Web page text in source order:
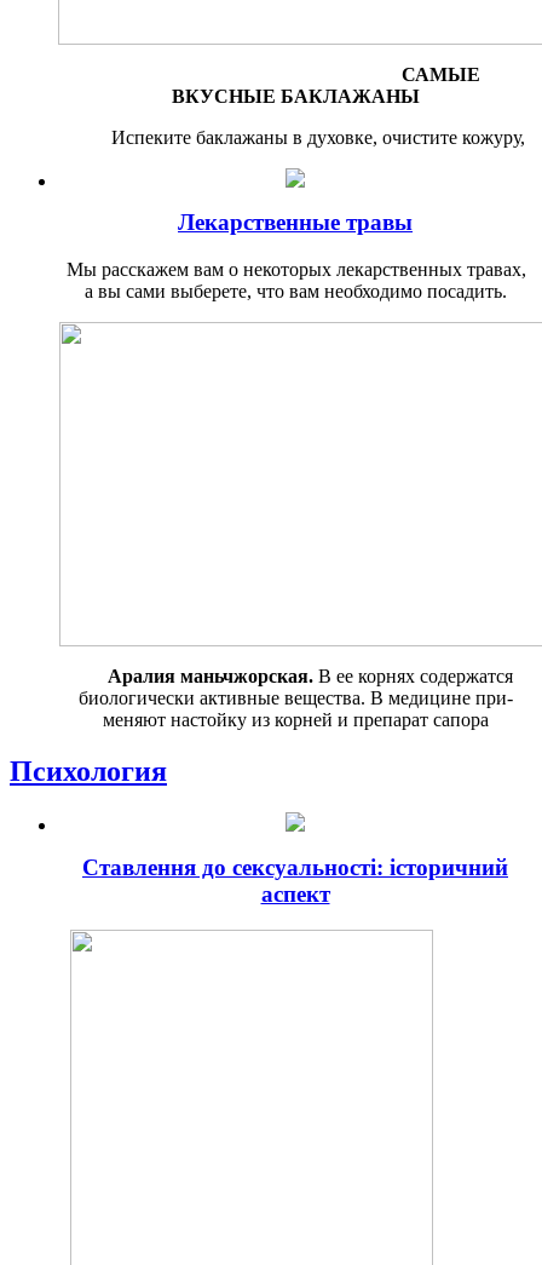
САМЫЕ
ВКУСНЫЕ БАКЛАЖАНЫ
Испеките баклажаны в духовке, очистите кожуру,
Лекарственные травы
Мы расскажем вам о некоторых лекарственных травах,
а вы сами выберете, что вам необходимо по­садить.
Аралия маньчжорская. В ее кор­нях содержатся
биологически ак­тивные вещества. В медицине при­
меняют настойку из корней и препа­рат сапора
Психология
Ставлення до сексуальності: історичний
аспект